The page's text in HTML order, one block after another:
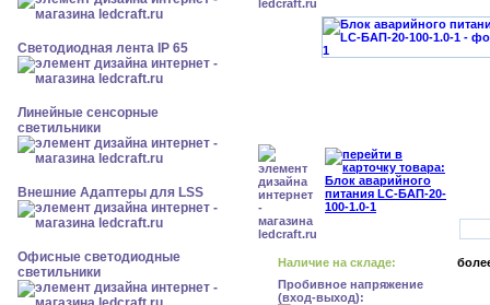
Светодиодная лента IP 65
Линейные сенсорные
светильники
Внешние Адаптеры для LSS
Офисные светодиодные
светильники
Наличие на складе:
Пробивное напряжение
(вход-выход):